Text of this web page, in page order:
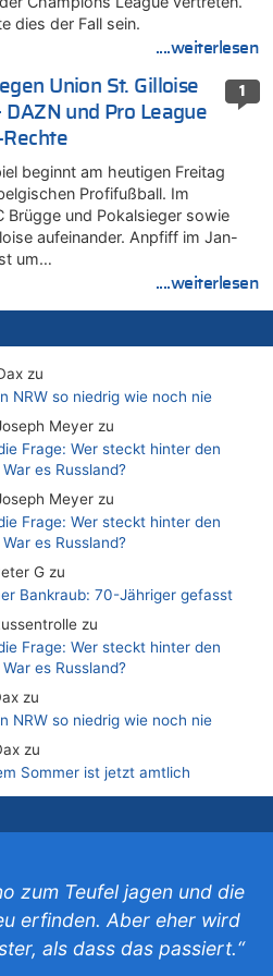
dies der Fall sein.
....weiterlesen
1
Union St. Gilloise
und Pro League
beginnt am heutigen Freitag
Profifußball. Im
Brügge und Pokalsieger sowie
aufeinander. Anpfiff im Jan-
um…
....weiterlesen
zu
NRW so niedrig wie noch nie
Meyer zu
Frage: Wer steckt hinter den
es Russland?
Meyer zu
Frage: Wer steckt hinter den
es Russland?
G zu
Bankraub: 70-Jähriger gefasst
zu
Frage: Wer steckt hinter den
es Russland?
zu
NRW so niedrig wie noch nie
zu
Sommer ist jetzt amtlich
zu
Sommer ist jetzt amtlich
Frage: Wer steckt hinter den
es Russland?
zum Teufel jagen und die
erfinden. Aber eher wird
als dass das passiert.“